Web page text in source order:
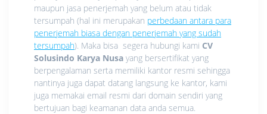
maupun jasa penerjemah yang belum atau tidak
tersumpah (hal ini merupakan perbedaan antara para
penerjemah biasa dengan penerjemah yang sudah
tersumpah). Maka bisa segera hubungi kami CV
Solusindo Karya Nusa yang bersertifikat yang
berpengalaman serta memiliki kantor resmi sehingga
nantinya juga dapat datang langsung ke kantor, kami
juga memakai email resmi dari domain sendiri yang
bertujuan bagi keamanan data anda semua.